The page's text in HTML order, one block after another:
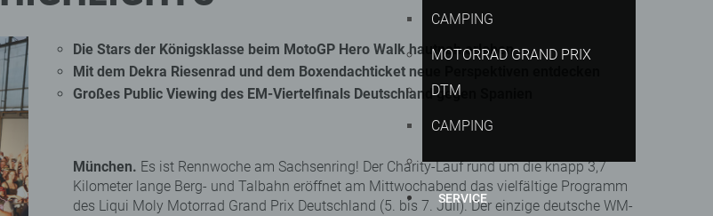
CAMPING
MOTORRAD GRAND PRIX
DTM
CAMPING
SERVICE
Die Stars der Königsklasse beim MotoGP Hero Walk hautnah erleben
Mit dem Dekra Riesenrad und dem Boxendachticket neue Perspektiven entdecken
Großes Public Viewing des EM-Viertelfinals Deutschland gegen Spanien
München. Es ist Rennwoche am Sachsenring! Der Charity-Lauf rund um die knapp 3,7
Kilometer lange Berg- und Talbahn eröffnet am Mittwochabend das vielfältige Programm
des Liqui Moly Motorrad Grand Prix Deutschland (5. bis 7. Juli). Der einzige deutsche WM-